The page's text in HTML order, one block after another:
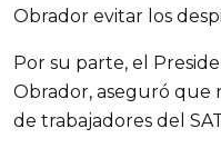
Obrador evitar los
Por su parte, el
Obrador, aseguró que
de trabajadores del